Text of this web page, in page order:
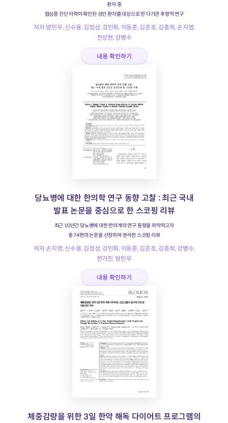
환자 중
협심증 진단 이력이 확인된 성인 환자를 대상으로 한 다기관 후향적 연구
저자 방민우, 신수용, 김정상, 강민휘, 이동훈, 김준호, 김충희, 손지영,
전성현, 강병수
내용 확인하기
당뇨병에 대한 한의학 연구 동향 고찰 : 최근 국내
발표 논문을 중심으로 한 스코핑 리뷰
최근 10년간 당뇨병에 대한 한의계의 연구 동향을 파악하고자
총 74편의 논문을 선정하여 분석한 스코핑 리뷰
저자 손지영, 신수용, 김정상, 강민휘, 이동훈, 김준호, 김충희, 강병수,
한가진, 방민우
내용 확인하기
체중감량을 위한 3일 한약 해독 다이어트 프로그램의